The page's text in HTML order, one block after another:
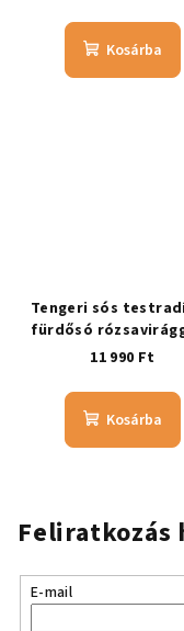
Kosárba
Tengeri sós
fürdősó
RÓZSAVIRÁGOS
11 990 Ft
Kosárba
E-mail